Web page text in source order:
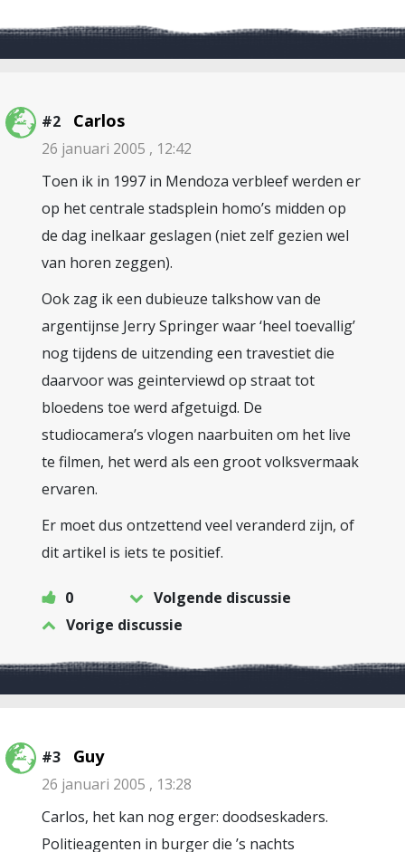
#2 Carlos
26 januari 2005 , 12:42
Toen ik in 1997 in Mendoza verbleef werden er
op het centrale stadsplein homo’s midden op
de dag inelkaar geslagen (niet zelf gezien wel
van horen zeggen).
Ook zag ik een dubieuze talkshow van de
argentijnse Jerry Springer waar ‘heel toevallig’
nog tijdens de uitzending een travestiet die
daarvoor was geinterviewd op straat tot
bloedens toe werd afgetuigd. De
studiocamera’s vlogen naarbuiten om het live
te filmen, het werd als een groot volksvermaak
ervaren.
Er moet dus ontzettend veel veranderd zijn, of
dit artikel is iets te positief.
0
Volgende discussie
Vorige discussie
#3 Guy
26 januari 2005 , 13:28
Carlos, het kan nog erger: doodseskaders.
Politieagenten in burger die ’s nachts